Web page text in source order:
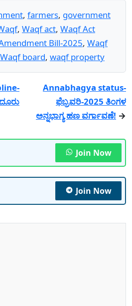
, farmers, government
, Waqf act, Waqf Act
Bill-2025, Waqf
Waqf board, waqf property
Annabhagya status-
ಫೆಬ್ರವರಿ-2025 ತಿಂಗಳ
ಅನ್ನಭಾಗ್ಯ ಹಣ ವರ್ಗಾವಣೆ! →
Join Now
Join Now